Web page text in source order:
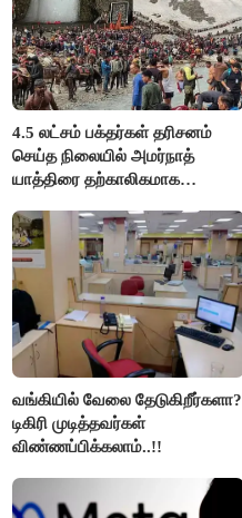
4.5 லட்சம் பக்தர்கள் தரிசனம்
செய்த நிலையில் அமர்நாத்
யாத்திரை தற்காலிகமாக
வங்கியில் வேலை தேடுகிறீர்களா?
டிகிரி முடித்தவர்கள்
விண்ணப்பிக்கலாம்..!!